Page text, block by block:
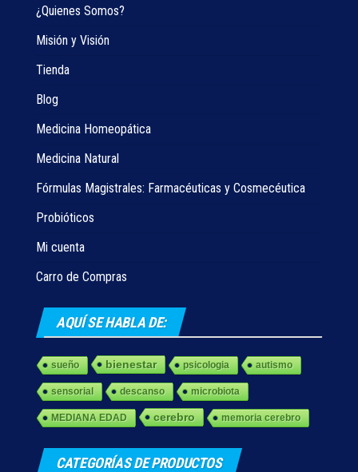
¿Quienes Somos?
Misión y Visión
Tienda
Blog
Medicina Homeopática
Medicina Natural
Fórmulas Magistrales: Farmacéuticas y Cosmecéutica
Probióticos
Mi cuenta
Carro de Compras
AQUÍ SE HABLA DE:
sueño bienestar psicologia autismo
sensorial descanso microbiota
MEDIANA EDAD cerebro memoria cerebro
CATEGORÍAS DE PRODUCTOS